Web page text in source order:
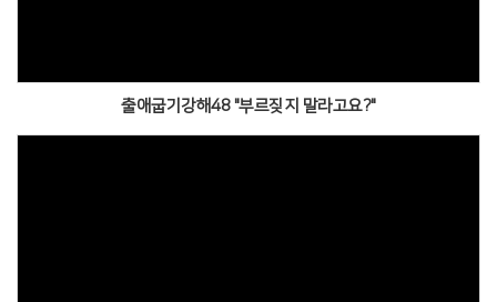
출애굽기강해48 "부르짖지 말라고요?"